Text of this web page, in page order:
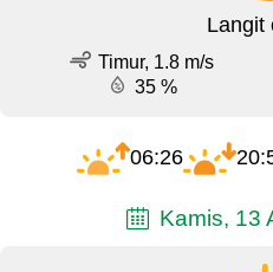
Langit
Timur, 1.8 m/s
35 %
06:26
Kamis, 13